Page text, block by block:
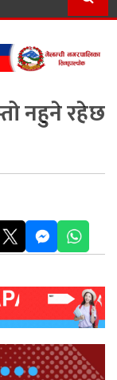
नहुने रहेछ